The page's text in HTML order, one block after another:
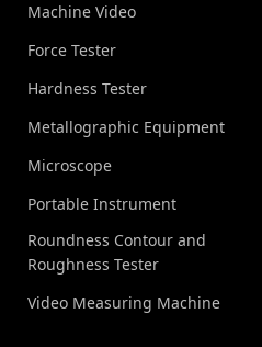
Machine Video
Force Tester
Hardness Tester
Metallographic Equipment
Microscope
Portable Instrument
Roundness Contour and
Roughness Tester
Video Measuring Machine